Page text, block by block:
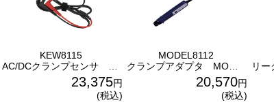
KEW8115
23,375円
(税込)
MODEL8112
20,570円
(税込)